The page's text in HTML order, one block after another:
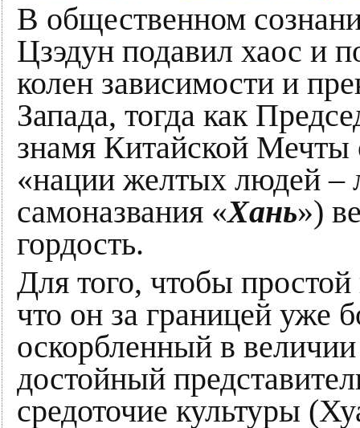
В общественном
Цзэдун подавил хаос и
колен зависимости и
Запада, тогда как
знамя Китайской Мечты
«нации желтых людей
самоназвания «Хань»)
гордость.
Для того, чтобы
что он за границей уже
оскорбленный в
достойный
средоточие культуры